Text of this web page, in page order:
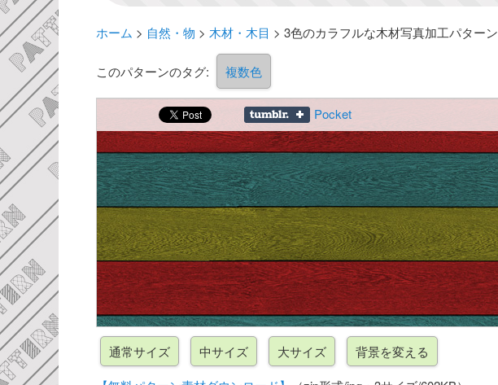
ホーム > 自然・物 > 木材・木目 > 3色のカラフルな木材写真加工パターン
このパターンのタグ: 複数色
Pocket